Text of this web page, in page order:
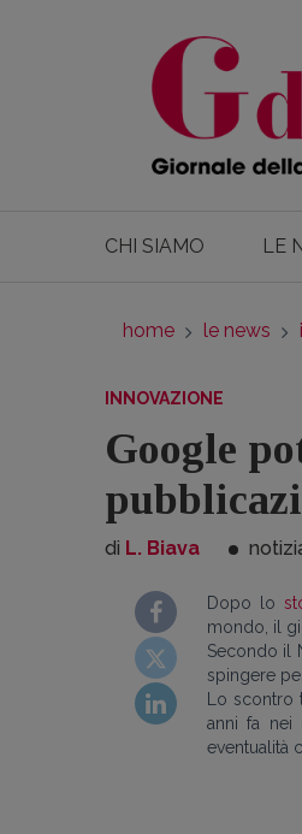
CHI SIAMO LE
home le news
INNOVAZIONE
Google
di L. Biava
Dopo lo
mondo, il
Secondo il
spingere
Lo
anni fa nei
eventualità